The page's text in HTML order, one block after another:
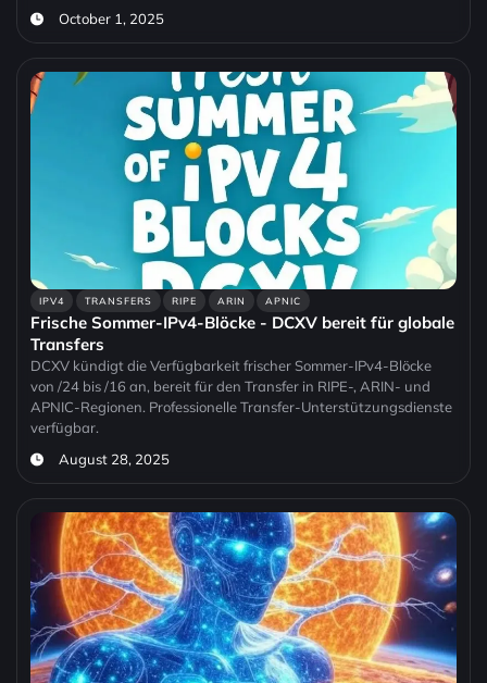
October 1, 2025
IPV4 TRANSFERS RIPE ARIN APNIC
Frische Sommer-IPv4-Blöcke - DCXV bereit für globale
Transfers
DCXV kündigt die Verfügbarkeit frischer Sommer-IPv4-Blöcke
von /24 bis /16 an, bereit für den Transfer in RIPE-, ARIN- und
APNIC-Regionen. Professionelle Transfer-Unterstützungsdienste
verfügbar.
August 28, 2025